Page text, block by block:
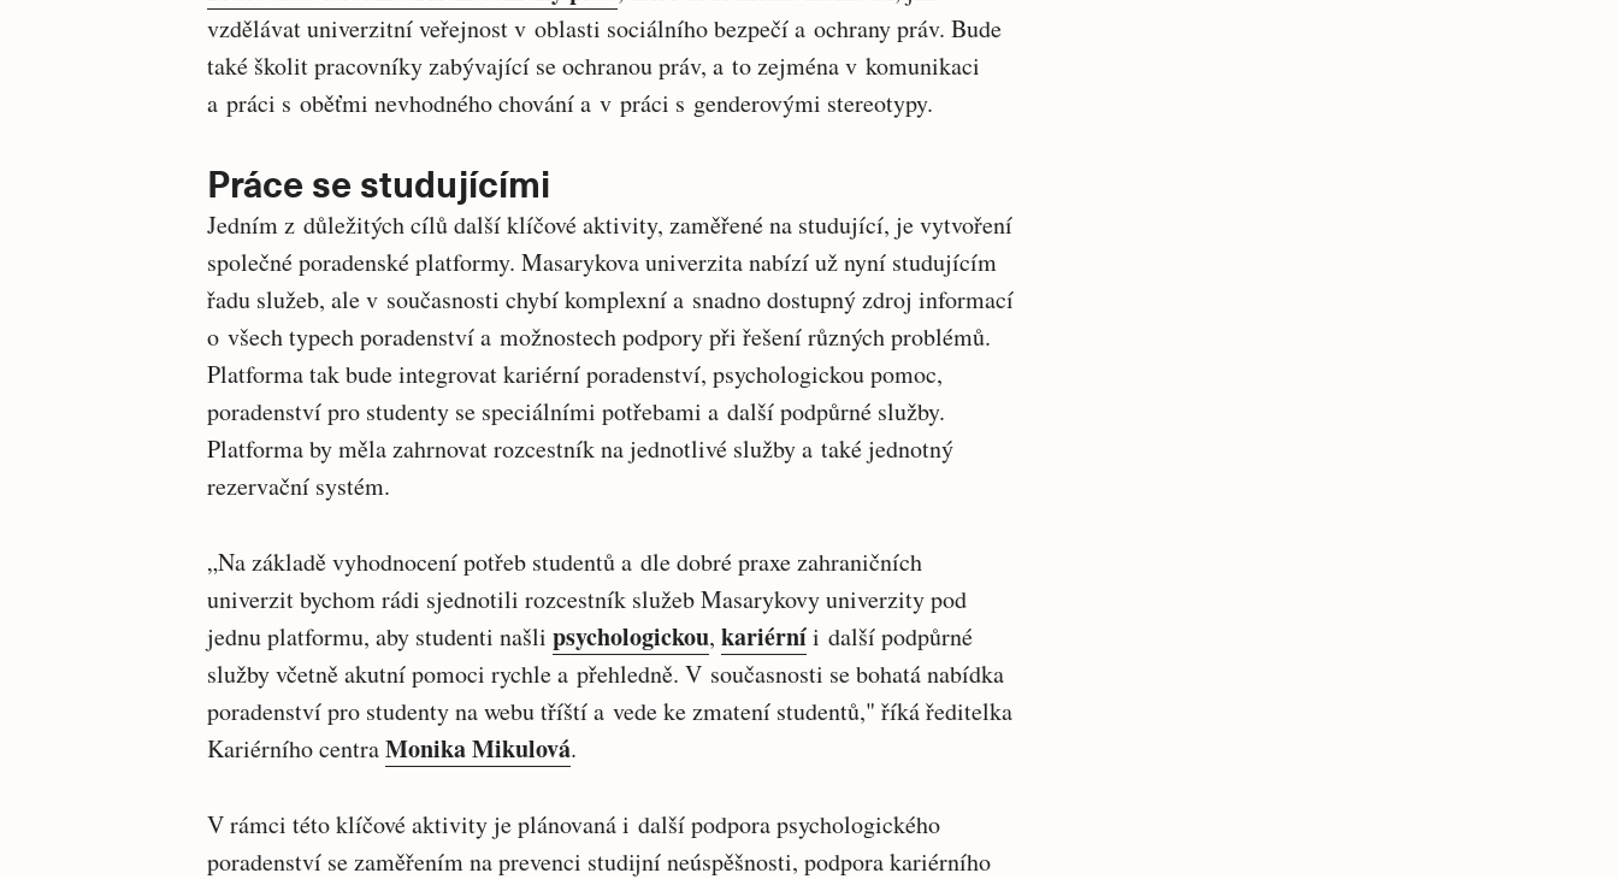
vzdělávat univerzitní veřejnost v oblasti sociálního bezpečí a ochrany práv. Bude
také školit pracovníky zabývající se ochranou práv, a to zejména v komunikaci
a práci s oběťmi nevhodného chování a v práci s genderovými stereotypy.
Práce se studujícími
Jedním z důležitých cílů další klíčové aktivity, zaměřené na studující, je vytvoření
společné poradenské platformy. Masarykova univerzita nabízí už nyní studujícím
řadu služeb, ale v současnosti chybí komplexní a snadno dostupný zdroj informací
o všech typech poradenství a možnostech podpory při řešení různých problémů.
Platforma tak bude integrovat kariérní poradenství, psychologickou pomoc,
poradenství pro studenty se speciálními potřebami a další podpůrné služby.
Platforma by měla zahrnovat rozcestník na jednotlivé služby a také jednotný
rezervační systém.
„Na základě vyhodnocení potřeb studentů a dle dobré praxe zahraničních
univerzit bychom rádi sjednotili rozcestník služeb Masarykovy univerzity pod
jednu platformu, aby studenti našli psychologickou, kariérníi další podpůrné
služby včetně akutní pomoci rychle a přehledně. V současnosti se bohatá nabídka
poradenství pro studenty na webu tříští a vede ke zmatení studentů," říká ředitelka
Kariérního centraMonika Mikulová.
V rámci této klíčové aktivity je plánovaná i další podpora psychologického
poradenství se zaměřením na prevenci studijní neúspěšnosti, podpora kariérního